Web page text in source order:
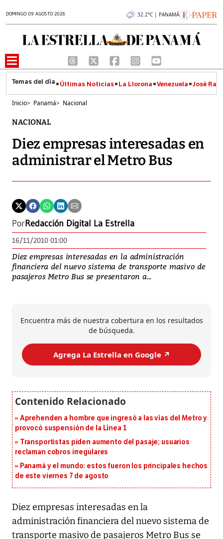
DOMINGO 09 AGOSTO 2026 32.2°C | PANAMÁ
Últimas Noticias La Llorona Venezuela José
Inicio> Panamá> Nacional
NACIONAL
Diez empresas interesadas en
administrar el Metro Bus
PorRedacción Digital La Estrella
16/11/2010 01:00
Diez empresas interesadas en la administración
financiera del nuevo sistema de transporte masivo de
pasajeros Metro Bus se presentaron a...
Encuentra más de nuestra cobertura en los resultados
de búsqueda.
Agrega La Estrella en Google ↗️
Aprehenden a hombre que ingresó a las vías del Metro y
provocó suspensión de la Línea 1
Transportistas piden aumento del pasaje; usuarios
reclaman cobros irregulares
Panamá y el mundo: estos fueron los principales hechos
de este viernes 7 de agosto
Diez empresas interesadas en la
administración financiera del nuevo sistema de
transporte masivo de pasajeros Metro Bus se